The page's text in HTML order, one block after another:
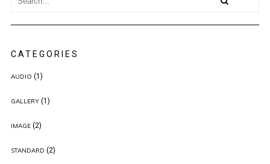
CATEGORIES
AUDIO (1)
GALLERY(1)
IMAGE(2)
STANDARD (2)